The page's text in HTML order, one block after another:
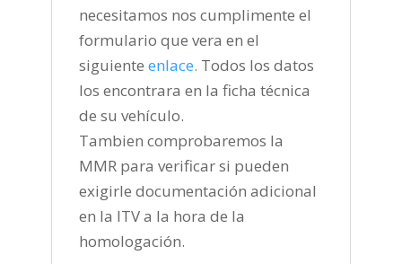
necesitamos nos cumplimente el
formulario que vera en el
siguiente enlace. Todos los datos
los encontrara en la ficha técnica
de su vehículo.
Tambien comprobaremos la
MMR para verificar si pueden
exigirle documentación adicional
en la ITV a la hora de la
homologación.